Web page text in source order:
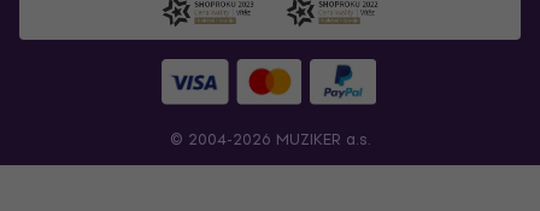
© 2004-2026 MUZIKER a.s.